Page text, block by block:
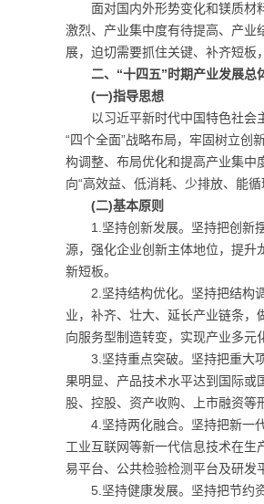
面对国内外形势变化和镁质材
激烈、产业集中度有待提高、产业
展，迫切需要抓住关键、补齐短板
二、“十四五”时期产业发展总
(一)指导思想
以习近平新时代中国特色社会
“四个全面”战略布局，牢固树立创
构调整、布局优化和提高产业集中
向“高效益、低消耗、少排放、能
(二)基本原则
1.坚持创新发展。坚持把创新
源，强化企业创新主体地位，提升
新短板。
2.坚持结构优化。坚持把结构
业，补齐、壮大、延长产业链条
向服务型制造转变，实现产业多元
3.坚持重点突破。坚持把重大
果明显、产品技术水平达到国际或
股、控股、资产收购、上市融资等
4.坚持两化融合。坚持把新一
工业互联网等新一代信息技术在生
易平台、公共检验检测平台及研发
5.坚持健康发展。坚持把节约